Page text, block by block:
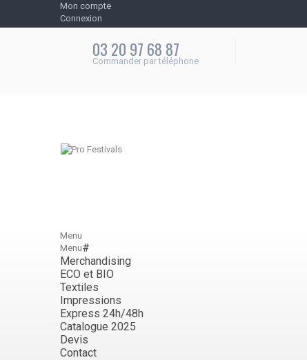
Mon compte
Connexion
Appelez-nous au : 03 20 97 68 87
03 20 97 68 87
Commander par téléphone
Menu
Menu#
Merchandising
ECO et BIO
Textiles
Impressions
Express 24h/48h
Catalogue 2025
Devis
Contact